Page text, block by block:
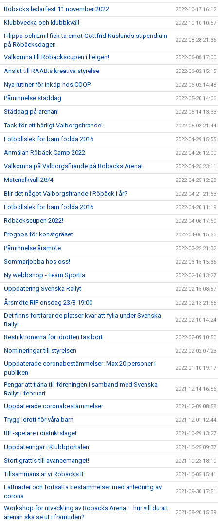
Röbäcks ledarfest 11 november 2022 2022-10-17 16:12
Klubbvecka och klubbkväll 2022-10-10 10:57
Filippa och Emil fick ta emot Gottfrid Näslunds stipendium
på Röbäcksdagen
2022-08-28 21:36
Välkomna till Röbäckscupen i helgen! 2022-06-08 17:00
Anslut till RAAB:s kreativa styrelse 2022-06-02 15:15
Nya rutiner för inköp hos COOP 2022-06-02 14:48
Påminnelse städdag 2022-05-20 14:06
Städdag på arenan! 2022-05-14 13:33
Tack för ett härligt Valborgsfirande! 2022-05-03 21:44
Fotbollslek för barn födda 2016 2022-04-29 15:55
Anmälan Röbäck Camp 2022 2022-04-26 12:00
Välkomna på Valborgsfirande på Röbäcks Arena! 2022-04-25 23:11
Materialkväll 28/4 2022-04-25 12:28
Blir det något Valborgsfirande i Röbäck i år? 2022-04-21 21:53
Fotbollslek för barn födda 2016 2022-04-20 11:19
Röbäckscupen 2022! 2022-04-06 17:50
Prognos för konstgräset 2022-04-06 15:55
Påminnelse årsmöte 2022-03-22 21:32
Sommarjobba hos oss! 2022-03-15 15:36
Ny webbshop - Team Sportia 2022-02-16 13:27
Uppdatering Svenska Rallyt 2022-02-15 08:57
Årsmöte RIF onsdag 23/3 19:00 2022-02-13 21:55
Det finns fortfarande platser kvar att fylla under Svenska
Rallyt
2022-02-10 14:24
Restriktionerna för idrotten tas bort 2022-02-09 10:50
Nomineringar till styrelsen 2022-02-02 07:23
Uppdaterade coronabestämmelser: Max 20 personer i
publiken
2022-01-10 19:17
Pengar att tjäna till föreningen i samband med Svenska
Rallyt i februari
2021-12-14 16:56
Uppdaterade coronabestämmelser 2021-12-09 08:58
Trygg idrott för våra barn 2021-12-01 12:44
RIF-spelare i distriktslaget 2021-10-29 13:27
Uppdateringar i Klubbportalen 2021-10-25 09:37
Stort grattis till avancemanget! 2021-10-23 18:10
Tillsammans är vi Röbäcks IF 2021-10-05 15:41
Lättnader och fortsatta bestämmelser med anledning av
corona
2021-09-30 17:51
Workshop för utveckling av Röbäcks Arena – hur vill du att
arenan ska se ut i framtiden?
2021-08-20 15:39